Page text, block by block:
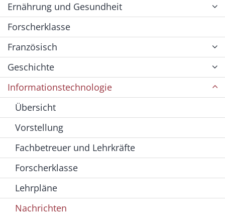
Ernährung und Gesundheit
Forscherklasse
Französisch
Geschichte
Informationstechnologie
Übersicht
Vorstellung
Fachbetreuer und Lehrkräfte
Forscherklasse
Lehrpläne
Nachrichten